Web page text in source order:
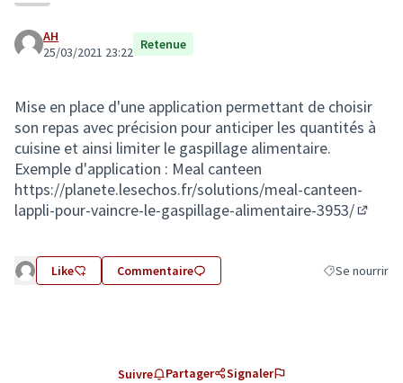
AH
25/03/2021 23:22 Retenue
Mise en place d'une application permettant de choisir
son repas avec précision pour anticiper les quantités à
cuisine et ainsi limiter le gaspillage alimentaire.
Exemple d'application : Meal canteen
https://planete.lesechos.fr/solutions/meal-canteen-
lappli-pour-vaincre-le-gaspillage-alimentaire-3953/
Like Commentaire Filtrer les
Se nourrir
Suivre Partager Signaler